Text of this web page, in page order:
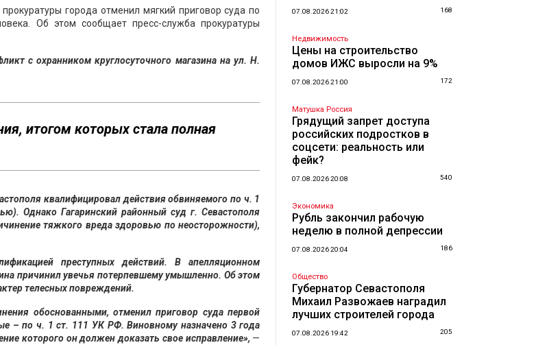
города отменил мягкий приговор суда по
Об этом сообщает пресс-служба прокуратуры
с охранником круглосуточного магазина на ул. Н.
итогом которых стала полная
квалифицировал действия обвиняемого по ч. 1
Однако Гагаринский районный суд г. Севастополя
тяжкого вреда здоровью по неосторожности),
преступных действий. В апелляционном
причинил увечья потерпевшему умышленно. Об этом
телесных повреждений.
обоснованными, отменил приговор суда первой
– по ч. 1 ст. 111 УК РФ. Виновному назначено 3 года
которого он должен доказать свое исправление», —
07.08.2026 21:02 168
Недвижимость
Цены на строительство
домов ИЖС выросли на 9%
07.08.2026 21:00 172
Матушка Россия
Грядущий запрет доступа
российских подростков в
соцсети: реальность или
фейк?
07.08.2026 20:08 540
Экономика
Рубль закончил рабочую
неделю в полной депрессии
07.08.2026 20:04 186
Общество
Губернатор Севастополя
Михаил Развожаев наградил
лучших строителей города
07.08.2026 19:42 205